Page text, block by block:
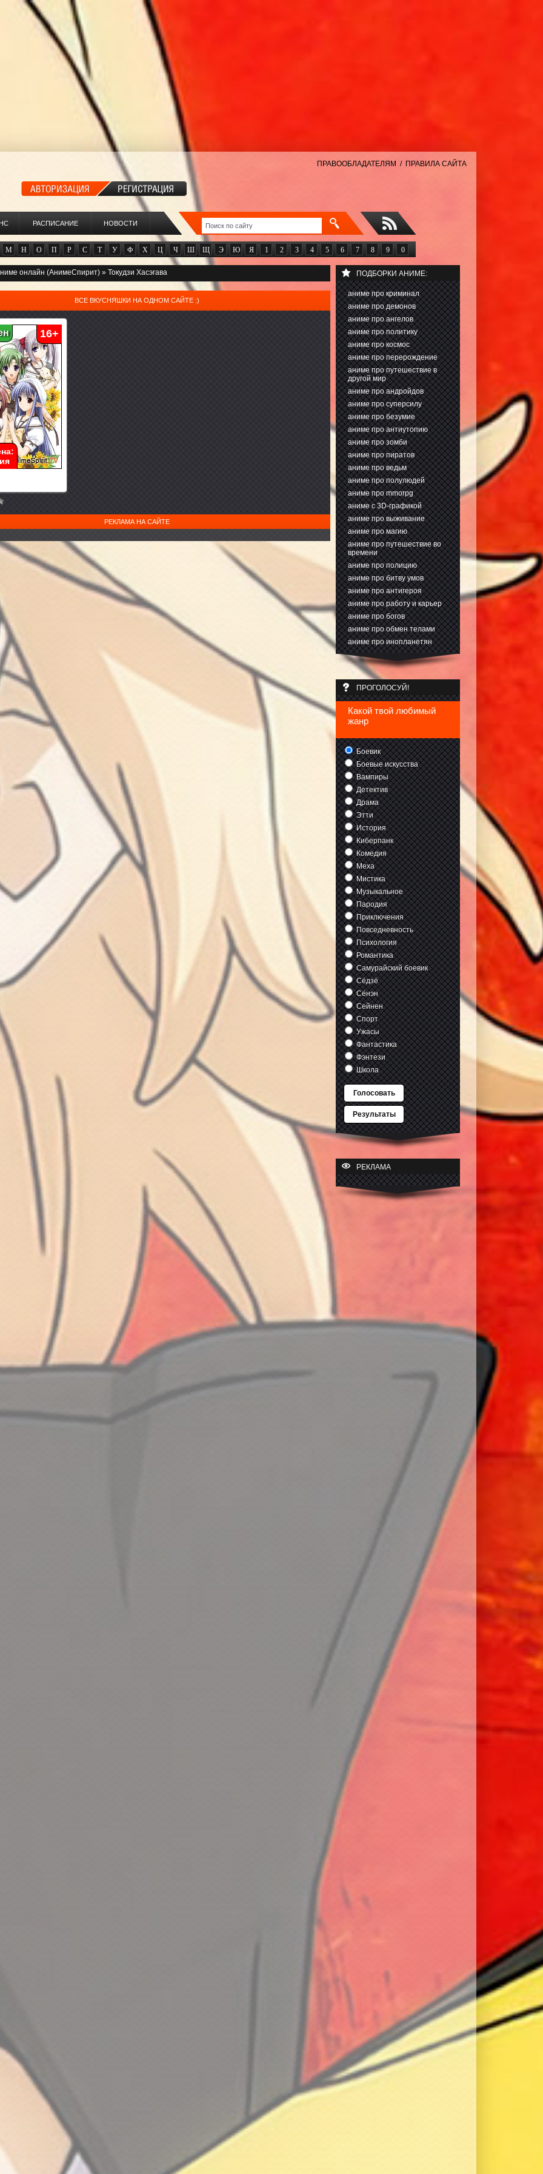
ПРАВООБЛАДАТЕЛЯМ / ПРАВИЛА САЙТА
РАСПИСАНИЕ НОВОСТИ
М Н О П Р С Т У Ф Х Ц Ч Ш Щ Э Ю Я 1 2 3 4 5 6 7 8 9 0
онлайн (АнимеСпирит) » Токудзи Хасэгава
ВСЕ ВКУСНЯШКИ НА ОДНОМ САЙТЕ :)
16+
РЕКЛАМА НА САЙТЕ
ПОДБОРКИ АНИМЕ:
аниме про криминал
аниме про демонов
аниме про ангелов
аниме про политику
аниме про космос
аниме про перерождение
аниме про путешествие в
другой мир
аниме про андройдов
аниме про суперсилу
аниме про безумие
аниме про антиутопию
аниме про зомби
аниме про пиратов
аниме про ведьм
аниме про полулюдей
аниме про mmorpg
аниме с 3D-графикой
аниме про выживание
аниме про магию
аниме про путешествие во
времени
аниме про полицию
аниме про битву умов
аниме про антигероя
аниме про работу и карьер
аниме про богов
аниме про обмен телами
аниме про инопланетян
ПРОГОЛОСУЙ!
Какой твой любимый
жанр
Боевик
Боевые искусства
Вампиры
Детектив
Драма
Этти
История
Киберпанк
Комедия
Меха
Мистика
Музыкальное
Пародия
Приключения
Повседневность
Психология
Романтика
Самурайский боевик
Сёдзё
Сёнэн
Сейнен
Спорт
Ужасы
Фантастика
Фэнтези
Школа
Голосовать
Результаты
РЕКЛАМА